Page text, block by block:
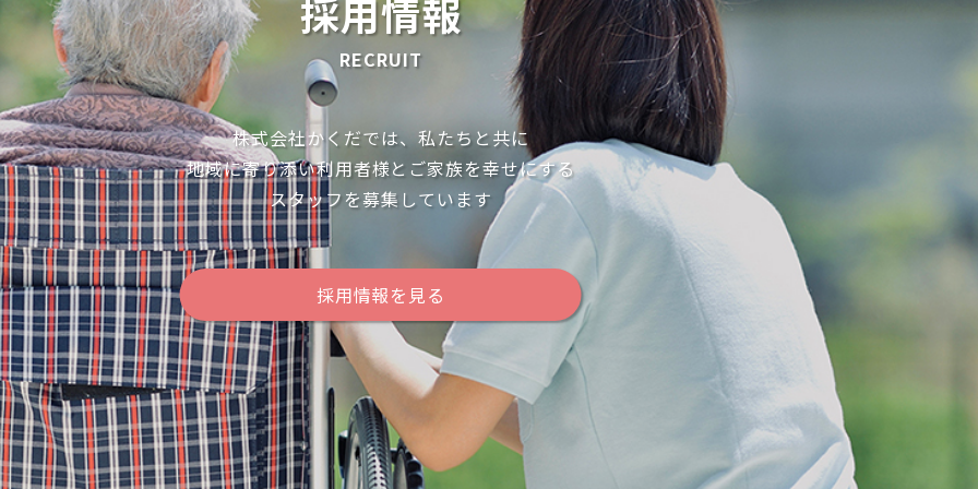
採用情報
RECRUIT
株式会社かくだでは、私たちと共に
地域に寄り添い利用者様とご家族を幸せにする
スタッフを募集しています
採用情報を見る